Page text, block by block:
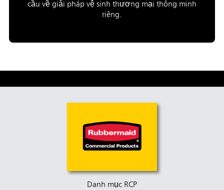
cầu về giải pháp vệ sinh thương mại thông minh
riêng.
Danh mục RCP